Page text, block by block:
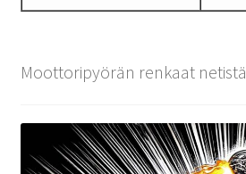
Moottoripyörän renkaat netistä